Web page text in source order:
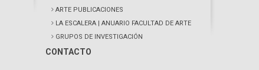
ARTE PUBLICACIONES
LA ESCALERA | ANUARIO FACULTAD DE ARTE
GRUPOS DE INVESTIGACIÓN
CONTACTO